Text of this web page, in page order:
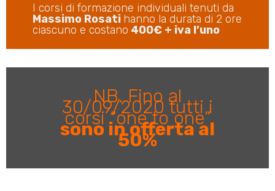
I corsi di formazione individuali tenuti da
Massimo Rosati hanno la durata di 2 ore
ciascuno e costano 400€ + iva l’uno
NB. Fino al
30/09/2020 tutti i
corsi “one to one”
sono in offerta al
50%